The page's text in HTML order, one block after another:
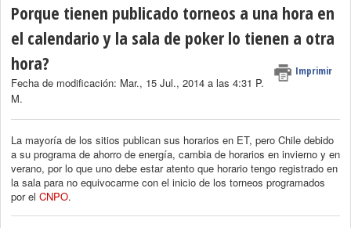
Porque tienen publicado torneos a una hora en
el calendario y la sala de poker lo tienen a otra
hora?
Imprimir
Fecha de modificación: Mar., 15 Jul., 2014 a las 4:31 P.
M.
La mayoría de los sitios publican sus horarios en ET, pero Chile debido
a su programa de ahorro de energía, cambia de horarios en invierno y en
verano, por lo que uno debe estar atento que horario tengo registrado en
la sala para no equivocarme con el inicio de los torneos programados
por el CNPO.